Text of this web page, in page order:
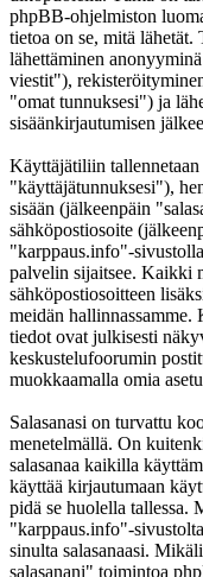
phpBB-ohjelmiston
tietoa on se, mitä
lähettäminen
viestit"),
"omat tunnuksesi") ja
sisäänkirjautumisen
Käyttäjätiliin
"käyttäjätunnuksesi"),
sisään (jälkeenpäin
sähköpostiosoite
"karppaus.info"-
palvelin sijaitsee. Kaikki
sähköpostiosoitteen
meidän hallinnassamme.
tiedot ovat julkisesti
keskustelufoorumin
muokkaamalla omia
Salasanasi on turvattu
menetelmällä. On
salasanaa kaikilla
käyttää kirjautumaan
pidä se huolella tallessa.
"karppaus.info"-
sinulta salasanaasi.
salasanani" toimintoa